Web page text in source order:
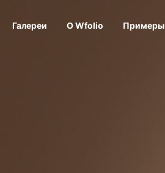
Галереи О Wfolio Примеры